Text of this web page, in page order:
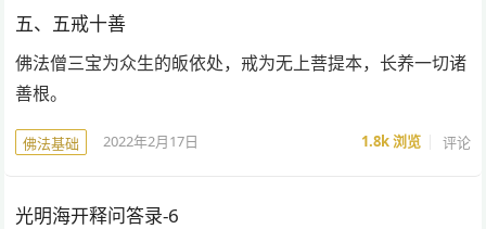
五、五戒十善
佛法僧三宝为众生的皈依处，戒为无上菩提本，长养一切诸
善根。
佛法基础 2022年2月17日 1.8k浏览 评论
光明海开释问答录-6